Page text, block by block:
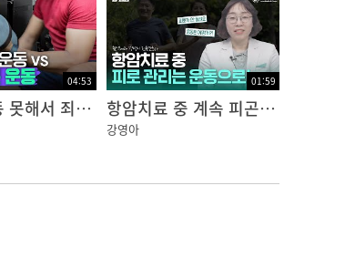
04:53
평일에 운동 못해서 죄책감이 드셨나요? 주말 2일이면 충분합니다!｜건강잡학사전
01:59
항암치료 중 계속 피곤하고 피로가 안 풀린다면 운동이 필요합니다!｜피로 관리
강영아